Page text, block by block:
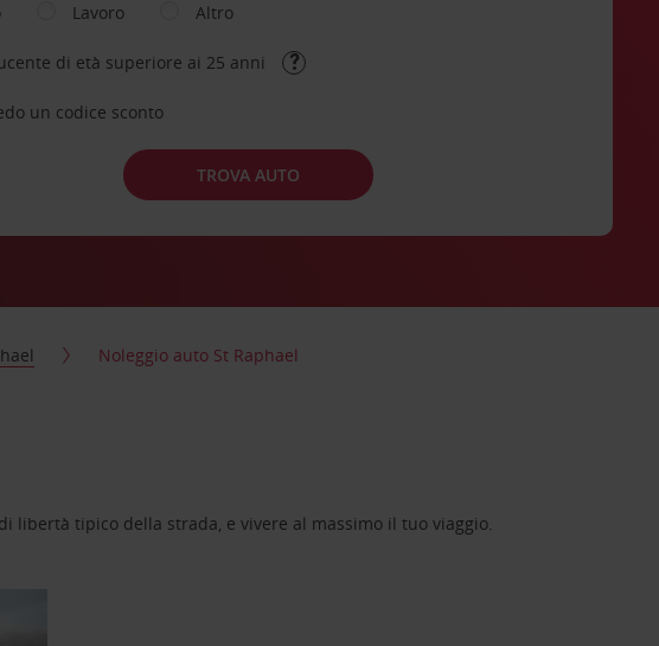
Lavoro Altro
di età superiore ai 25 anni
un codice sconto
TROVA AUTO
Noleggio auto St Raphael
libertà tipico della strada, e vivere al massimo il tuo viaggio.